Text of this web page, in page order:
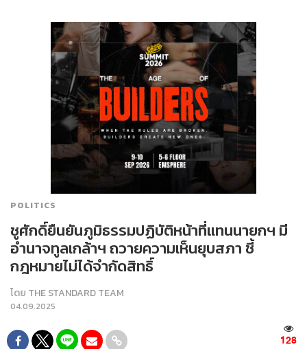
POLITICS
ชูศักดิ์ยืนยันภูมิธรรมปฏิบัติหน้าที่แทนนายกฯ มี
อำนาจทูลเกล้าฯ ถวายความเห็นยุบสภา ชี้
กฎหมายไม่ได้จำกัดสิทธิ์
โดย THE STANDARD TEAM
04.09.2025
128